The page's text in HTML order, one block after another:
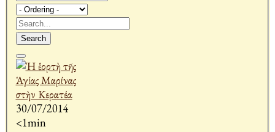
Search
30/07/2014
<1min